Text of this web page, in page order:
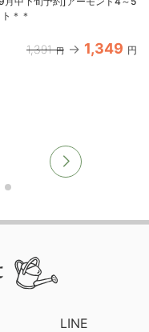
＊＊
1,391 円 1,349 円
LINE